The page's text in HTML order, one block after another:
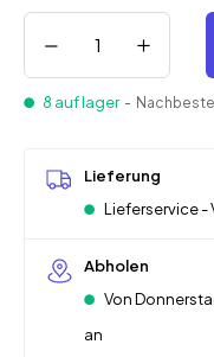
8 auf lager -
Lieferung
Lieferservice -
Abholen
Von
an